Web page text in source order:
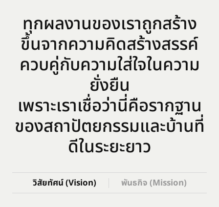
ทุกผลงานของเราถูกสร้าง
ขึ้นจากความคิดสร้างสรรค์
ควบคู่กับความใส่ใจในความ
ยั่งยืน
เพราะเราเชื่อว่านี่คือรากฐาน
ของสถาปัตยกรรมและบ้านที่
ดีในระยะยาว
วิสัยทัศน์ (Vision) พันธกิจ (Mission)